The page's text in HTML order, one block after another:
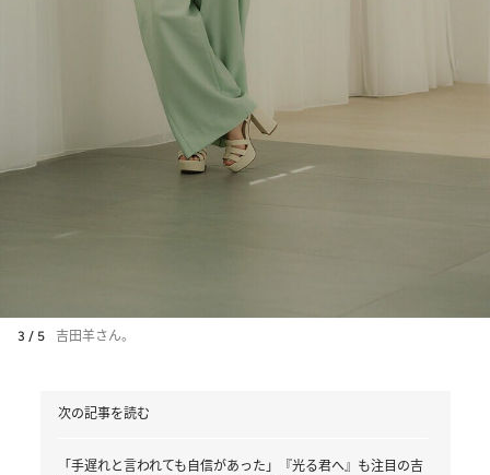
3 / 5 吉田羊さん。
次の記事を読む
「手遅れと言われても自信があった」『光る君へ』も注目の吉